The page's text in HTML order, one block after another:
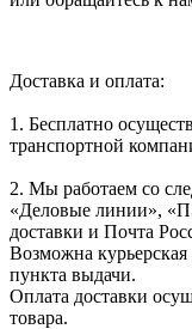
Доставка и оплата:
1. Бесплатно
транспортной
2. Мы работаем со
«Деловые линии»,
доставки и Почта
Возможна курьерская
пункта выдачи.
Оплата доставки
товара.